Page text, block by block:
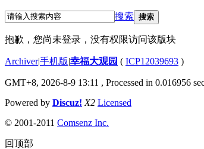
搜索 搜索
抱歉，您尚未登录，没有权限访问该版块
Archiver|手机版|幸福大观园 ( ICP12039693 )
GMT+8, 2026-8-9 13:11 , Processed in 0.016956
Powered by Discuz! X2 Licensed
© 2001-2011 Comsenz Inc.
回顶部